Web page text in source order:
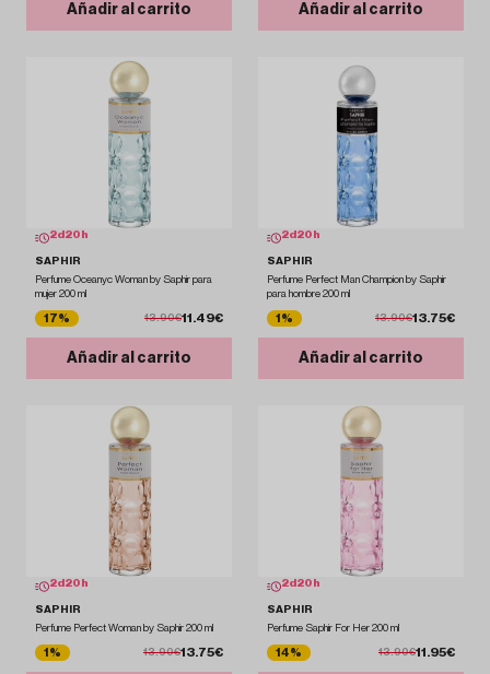
Añadir al carrito Añadir al carrito
2d 20 h
SAPHIR
Perfume Oceanyc Woman by Saphir para
mujer 200 ml
17% 13.90€11.49€
Añadir al carrito
2d 20 h
SAPHIR
Perfume Perfect Man Champion by Saphir
para hombre 200 ml
1% 13.90€13.75€
Añadir al carrito
2d 20 h
SAPHIR
Perfume Perfect Woman by Saphir 200 ml
1% 13.90€13.75€
2d 20 h
SAPHIR
Perfume Saphir For Her 200 ml
14% 13.90€11.95€